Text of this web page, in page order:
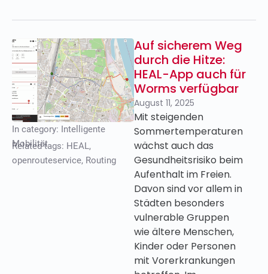
In category: Intelligente
Mobilität
Related tags: HEAL,
openrouteservice, Routing
Auf sicherem Weg
durch die Hitze:
HEAL-App auch für
Worms verfügbar
August 11, 2025
Mit steigenden
Sommertemperaturen
wächst auch das
Gesundheitsrisiko beim
Aufenthalt im Freien.
Davon sind vor allem in
Städten besonders
vulnerable Gruppen
wie ältere Menschen,
Kinder oder Personen
mit Vorerkrankungen